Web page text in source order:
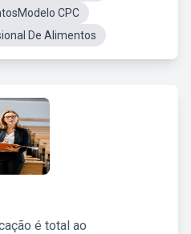
CPC
De Alimentos
é total ao